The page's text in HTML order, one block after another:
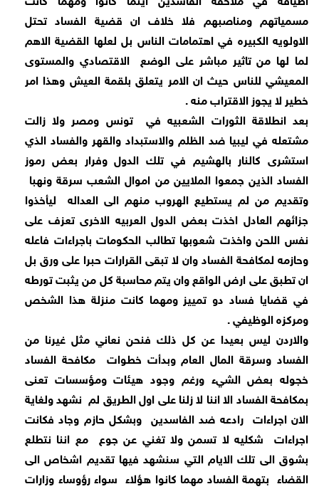
مسمياتهم ومناصبهم فلا خلاف ان قضية الفساد تحتل
الاولويه الكبيره في اهتمامات الناس بل لعلها القضية الاهم
لما لها من تاثير مباشر على الوضع الاقتصادي والمستوى
المعيشي للناس حيث ان الامر يتعلق بلقمة العيش وهذا امر
خطير لا يجوز الاقتراب منه .
بعد انطلاقة الثورات الشعبيه في
تونس ومصر ولا زالت
مشتعله في ليبيا ضد الظلم والاستبداد والقهر والفساد الذي
استشرى كالنار بالهشيم في تلك الدول وفرار بعض رموز
الفساد الذين جمعوا الملايين من اموال الشعب سرقة ونهبا
وتقديم من لم يستطيع الهروب منهم الى العداله
ليأخذوا
جزائهم العادل اخذت بعض الدول العربيه الاخرى تعزف على
نفس اللحن واخذت شعوبها تطالب الحكومات باجراءات فاعله
وحازمه لمكافحة الفساد وان لا تبقى القرارات حبرا على ورق بل
ان تطبق على ارض الواقع وان يتم محاسبة كل من يثبت تورطه
في قضايا فساد دو تمييز ومهما كانت منزلة هذا الشخص
ومركزه الوظيفي .
والاردن ليس بعيدا عن كل ذلك فنحن نعاني مثل غيرنا من
الفساد وسرقة المال العام وبدأت خطوات مكافحة الفساد
خجوله بعض الشيء ورغم وجود هيئات ومؤسسات تعنى
بمكافحة الفساد الا اننا لا زلنا على اول الطريق لم نشهد ولغاية
الان اجراءات رادعه ضد الفاسدين وبشكل حازم وجاد فكانت
اجراءات شكليه لا تسمن ولا تغني عن جوع مع اننا نتطلع
بشوق الى تلك الايام التي سنشهد فيها تقديم اشخاص الى
القضاء بتهمة الفساد مهما كانوا هؤلاء سواء رؤوساء وزارات